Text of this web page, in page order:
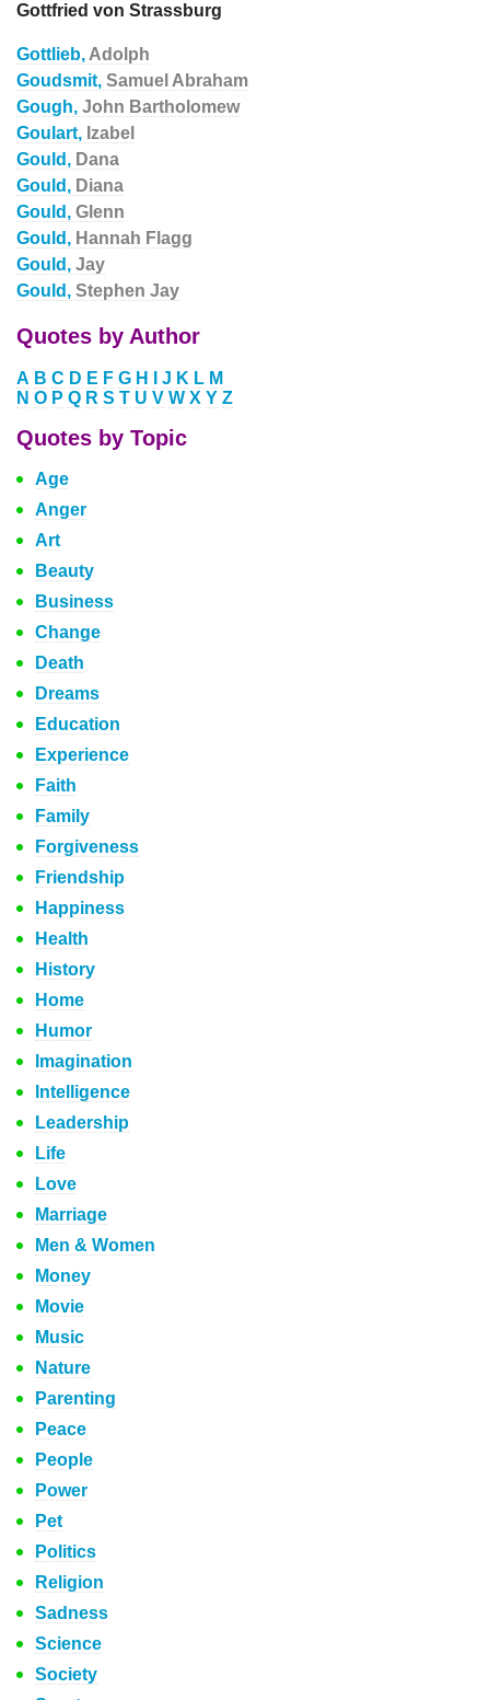
Gottfried von Strassburg
Gottlieb, Adolph
Goudsmit, Samuel Abraham
Gough, John Bartholomew
Goulart, Izabel
Gould, Dana
Gould, Diana
Gould, Glenn
Gould, Hannah Flagg
Gould, Jay
Gould, Stephen Jay
Quotes by Author
A B C D E F G H J K L M
N O P Q R S T U V W X Y Z
Quotes by Topic
Age
Anger
Art
Beauty
Business
Change
Death
Dreams
Education
Experience
Faith
Family
Forgiveness
Friendship
Happiness
Health
History
Home
Humor
Imagination
Intelligence
Leadership
Life
Love
Marriage
Men & Women
Money
Movie
Music
Nature
Parenting
Peace
People
Power
Pet
Politics
Religion
Sadness
Science
Society